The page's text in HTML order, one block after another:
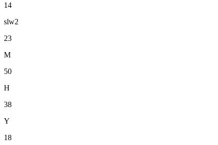
14
slw2
23
M
50
H
38
Y
18